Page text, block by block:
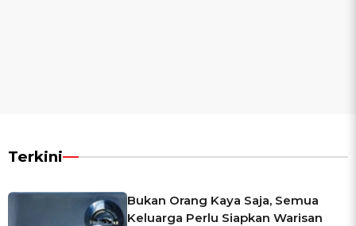
Terkini
Bukan Orang Kaya Saja, Semua
Keluarga Perlu Siapkan Warisan